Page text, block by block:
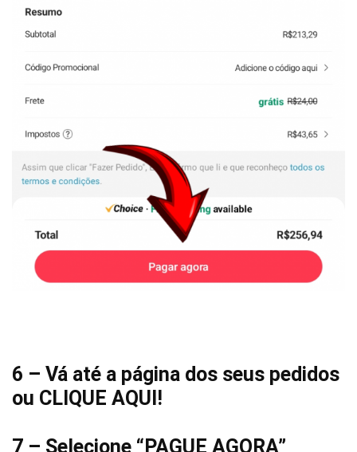
6 – Vá até a página dos seus pedidos
ou CLIQUE AQUI !
7 – Selecione “PAGUE AGORA”